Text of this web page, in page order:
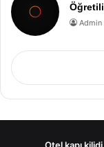
Admin
Otel kapı kilidi